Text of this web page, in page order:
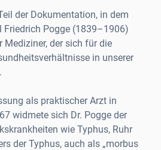
der Dokumentation, in dem
Friedrich Pogge (1839–1906)
Mediziner, der sich für die
in unserer
als praktischer Arzt in
widmete sich Dr. Pogge der
wie Typhus, Ruhr
der Typhus, auch als „morbus